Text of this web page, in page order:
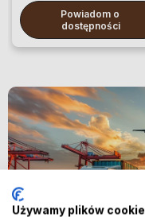
Powiadom o
dostępności
Używamy plików cookie